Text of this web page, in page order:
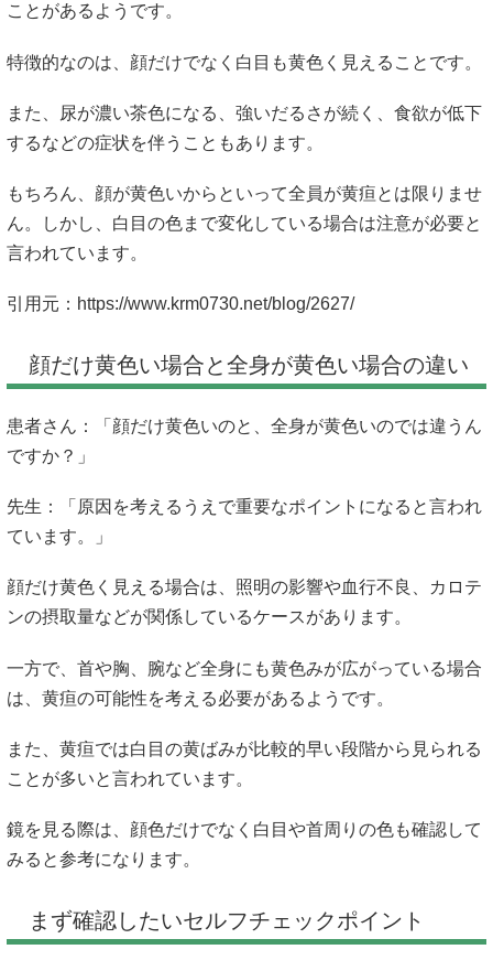
ことがあるようです。
特徴的なのは、顔だけでなく白目も黄色く見えることです。
また、尿が濃い茶色になる、強いだるさが続く、食欲が低下
するなどの症状を伴うこともあります。
もちろん、顔が黄色いからといって全員が黄疸とは限りませ
ん。しかし、白目の色まで変化している場合は注意が必要と
言われています。
引用元： https://www.krm0730.net/blog/2627/
顔だけ黄色い場合と全身が黄色い場合の違い
患者さん：「顔だけ黄色いのと、全身が黄色いのでは違うん
ですか？」
先生：「原因を考えるうえで重要なポイントになると言われ
ています。」
顔だけ黄色く見える場合は、照明の影響や血行不良、カロテ
ンの摂取量などが関係しているケースがあります。
一方で、首や胸、腕など全身にも黄色みが広がっている場合
は、黄疸の可能性を考える必要があるようです。
また、黄疸では白目の黄ばみが比較的早い段階から見られる
ことが多いと言われています。
鏡を見る際は、顔色だけでなく白目や首周りの色も確認して
みると参考になります。
まず確認したいセルフチェックポイント